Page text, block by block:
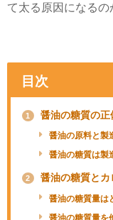
て太る原因になるの
目次
1 醤油の糖質の正
醤油の原料と製
醤油の糖質は製
2 醤油の糖質とカ
醤油の糖質量は
醤油の糖質量を